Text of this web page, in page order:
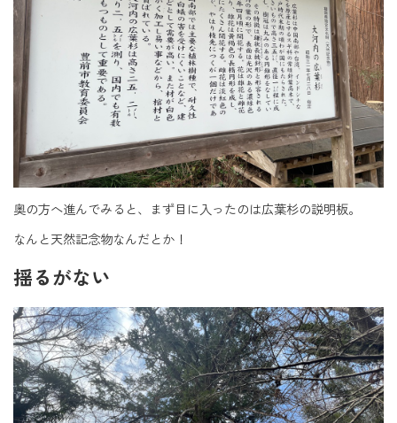
奥の方へ進んでみると、まず目に入ったのは広葉杉の説明板。
なんと天然記念物なんだとか！
揺るがない